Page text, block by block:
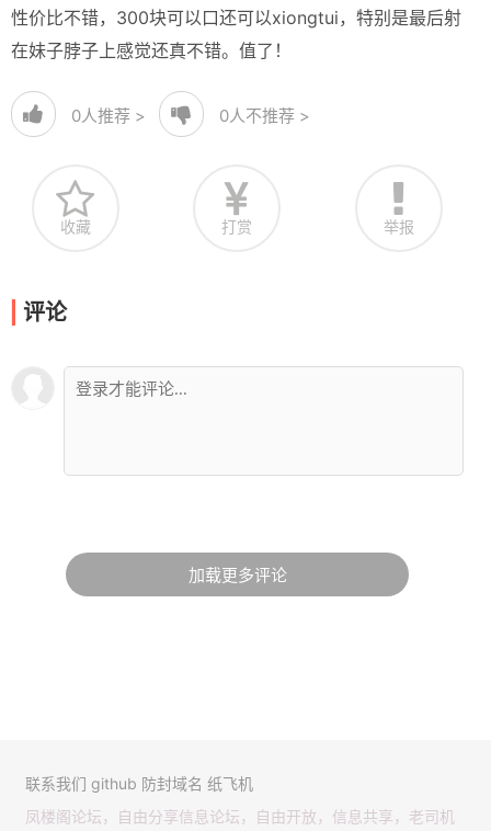
性价比不错，300块可以口还可以xiongtui，特别是最后射
在妹子脖子上感觉还真不错。值了！
0人推荐 > 0人不推荐 >
收藏 打赏 举报
评论
加载更多评论
联系我们 github 防封域名 纸飞机
凤楼阁论坛，自由分享信息论坛，自由开放，信息共享，老司机